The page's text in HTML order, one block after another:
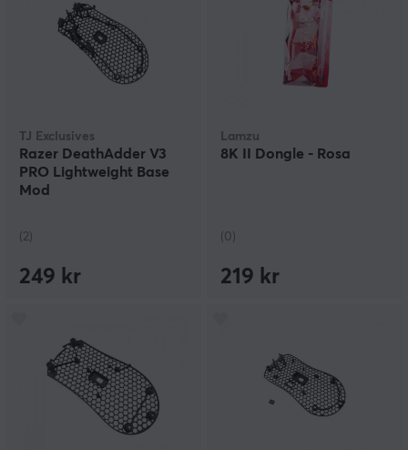
TJ Exclusives
Razer DeathAdder V3
PRO Lightweight Base
Mod
(2)
249 kr
Lamzu
8K II Dongle - Rosa
(0)
219 kr